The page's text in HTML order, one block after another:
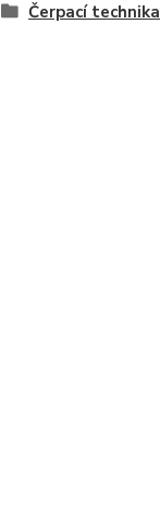
Čerpací technika